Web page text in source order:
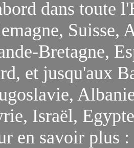
dans toute
Suisse,
Bretagne,
et jusqu'aux
Israël,
en savoir plus :